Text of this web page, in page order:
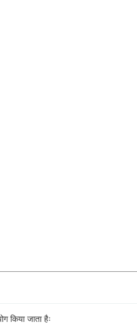
किया जाता हैः